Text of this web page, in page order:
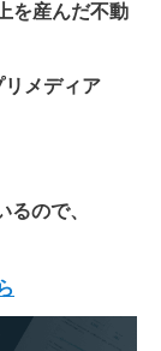
を産んだ不動
メディア
ので、